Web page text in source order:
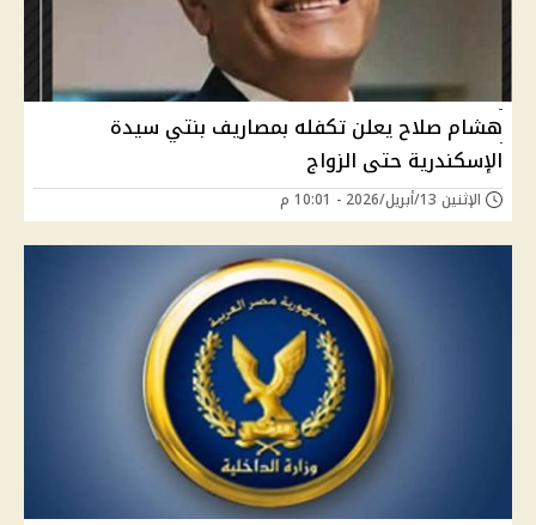
هشام صلاح يعلن تكفله بمصاريف بنتي سيدة
الإسكندرية حتى الزواج
الإثنين 13/أبريل/2026 - 10:01 م